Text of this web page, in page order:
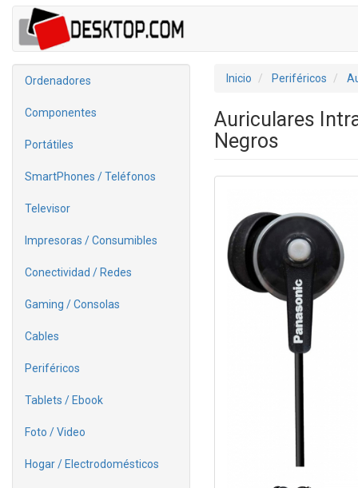
Ordenadores
Componentes
Portátiles
SmartPhones / Teléfonos
Televisor
Impresoras / Consumibles
Conectividad / Redes
Gaming / Consolas
Cables
Periféricos
Tablets / Ebook
Foto / Video
Hogar / Electrodomésticos
Inicio Periféricos
Auriculares
Negros